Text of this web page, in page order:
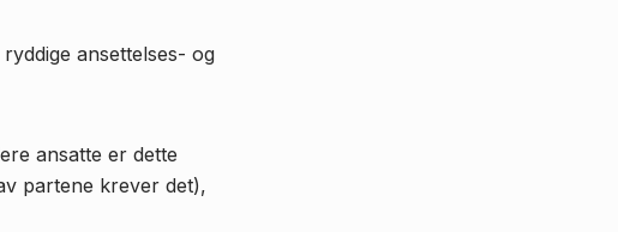
ansettelses- og
ansatte er dette
partene krever det),